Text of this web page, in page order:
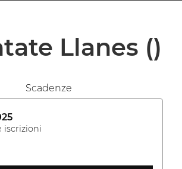
Llanes ()
Scadenze
iscrizioni